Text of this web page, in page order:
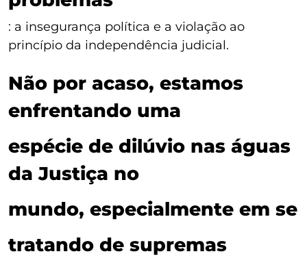
: a insegurança política e a violação ao
princípio da independência judicial.
Não por acaso, estamos
enfrentando uma
espécie de dilúvio nas águas
da Justiça no
mundo, especialmente em se
tratando de supremas